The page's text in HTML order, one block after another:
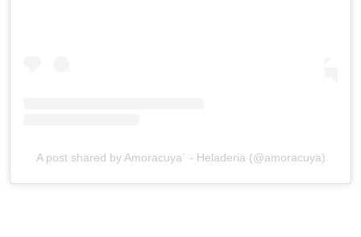
A post shared by Amoracuya´ - Heladeria (@amoracuya)